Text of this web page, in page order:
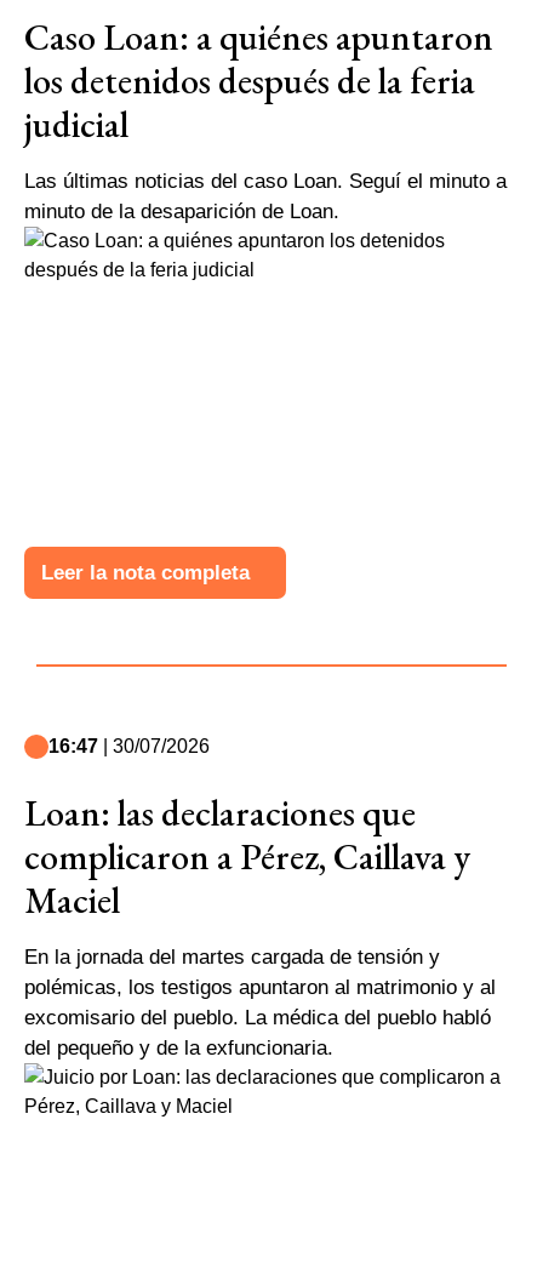
Caso Loan: a quiénes apuntaron
los detenidos después de la feria
judicial
Las últimas noticias del caso Loan. Seguí el minuto a
minuto de la desaparición de Loan.
Leer la nota completa
16:47 | 30/07/2026
Loan: las declaraciones que
complicaron a Pérez, Caillava y
Maciel
En la jornada del martes cargada de tensión y
polémicas, los testigos apuntaron al matrimonio y al
excomisario del pueblo. La médica del pueblo habló
del pequeño y de la exfuncionaria.